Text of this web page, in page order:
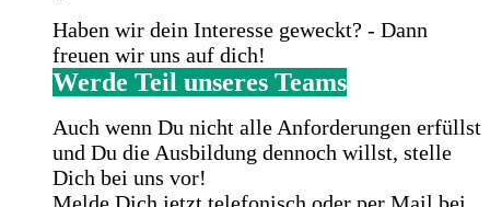
Haben wir dein Interesse geweckt? - Dann
freuen wir uns auf dich!
Werde Teil unseres Teams
Auch wenn Du nicht alle Anforderungen erfüllst
und Du die Ausbildung dennoch willst, stelle
Dich bei uns vor!